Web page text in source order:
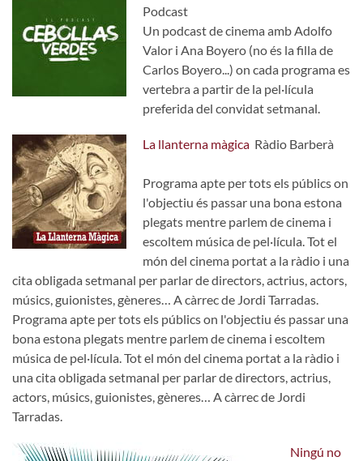
Podcast
Un podcast de cinema amb Adolfo
Valor i Ana Boyero (no és la filla de
Carlos Boyero...) on cada programa es
vertebra a partir de la pel·lícula
preferida del convidat setmanal.
La llanterna màgica Ràdio Barberà
Programa apte per tots els públics on
l'objectiu és passar una bona estona
plegats mentre parlem de cinema i
escoltem música de pel·lícula. Tot el
món del cinema portat a la ràdio i una
cita obligada setmanal per parlar de directors, actrius, actors,
músics, guionistes, gèneres… A càrrec de Jordi Tarradas.
Programa apte per tots els públics on l'objectiu és passar una
bona estona plegats mentre parlem de cinema i escoltem
música de pel·lícula. Tot el món del cinema portat a la ràdio i
una cita obligada setmanal per parlar de directors, actrius,
actors, músics, guionistes, gèneres… A càrrec de Jordi
Tarradas.
Ningú no